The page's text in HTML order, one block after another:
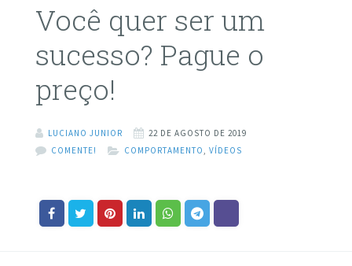
Você quer ser um
sucesso? Pague o
preço!
LUCIANO JUNIOR
22 DE AGOSTO DE 2019
COMENTE!
COMPORTAMENTO VÍDEOS